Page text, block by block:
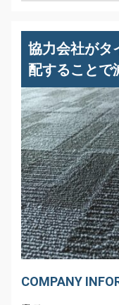
協力会社がタ
配することで
COMPANY